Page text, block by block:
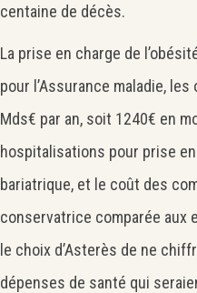
centaine de décès.
La prise en charge de
pour l’Assurance maladie,
Mds€ par an, soit 1240€ en
hospitalisations pour prise
bariatrique, et le coût des
conservatrice comparée aux
le choix d’Asterès de ne
dépenses de santé qui